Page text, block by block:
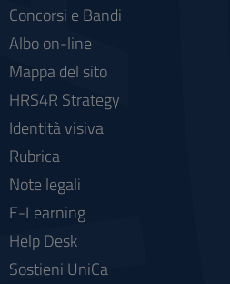
Concorsi e Bandi
Albo on-line
Mappa del sito
HRS4R Strategy
Identità visiva
Rubrica
Note legali
E-Learning
Help Desk
Sostieni UniCa